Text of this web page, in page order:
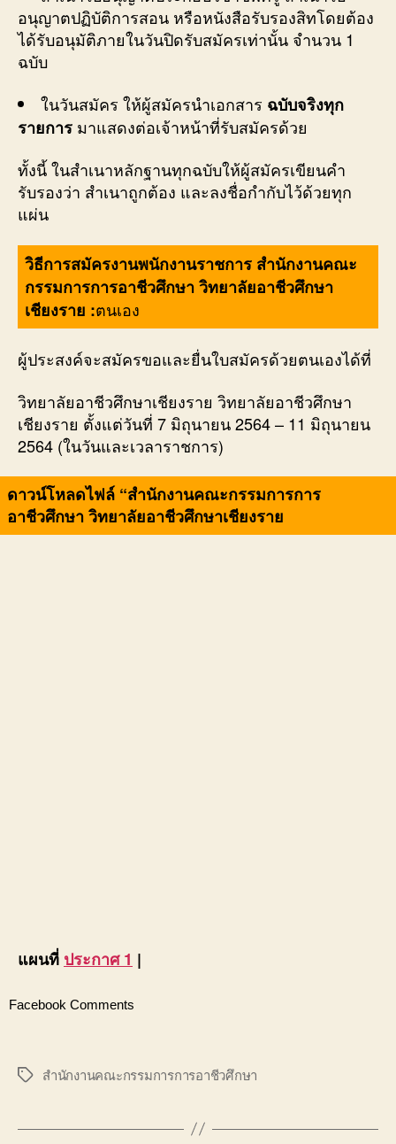
อนุญาตปฏิบัติการสอน หรือหนังสือรับรองสิทโดยต้อง
ได้รับอนุมัติภายในวันปิดรับสมัครเท่านั้น จำนวน 1
ฉบับ
ในวันสมัคร ให้ผู้สมัครนำเอกสาร ฉบับจริงทุก
รายการ มาแสดงต่อเจ้าหน้าที่รับสมัครด้วย
ทั้งนี้ ในสำเนาหลักฐานทุกฉบับให้ผู้สมัครเขียนคำ
รับรองว่า สำเนาถูกต้อง และลงชื่อกำกับไว้ด้วยทุก
แผ่น
วิธีการสมัครงานพนักงานราชการ สำนักงานคณะ
กรรมการการอาชีวศึกษา วิทยาลัยอาชีวศึกษา
เชียงราย :ตนเอง
ผู้ประสงค์จะสมัครขอและยื่นใบสมัครด้วยตนเองได้ที่
วิทยาลัยอาชีวศึกษาเชียงราย วิทยาลัยอาชีวศึกษา
เชียงราย ตั้งแต่วันที่ 7 มิถุนายน 2564 – 11 มิถุนายน
2564 (ในวันและเวลาราชการ)
ดาวน์โหลดไฟล์ “สำนักงานคณะกรรมการการ
อาชีวศึกษา วิทยาลัยอาชีวศึกษาเชียงราย
แผนที่ ประกาศ 1 |
Facebook Comments
Tagsสำนักงานคณะกรรมการการอาชีวศึกษา